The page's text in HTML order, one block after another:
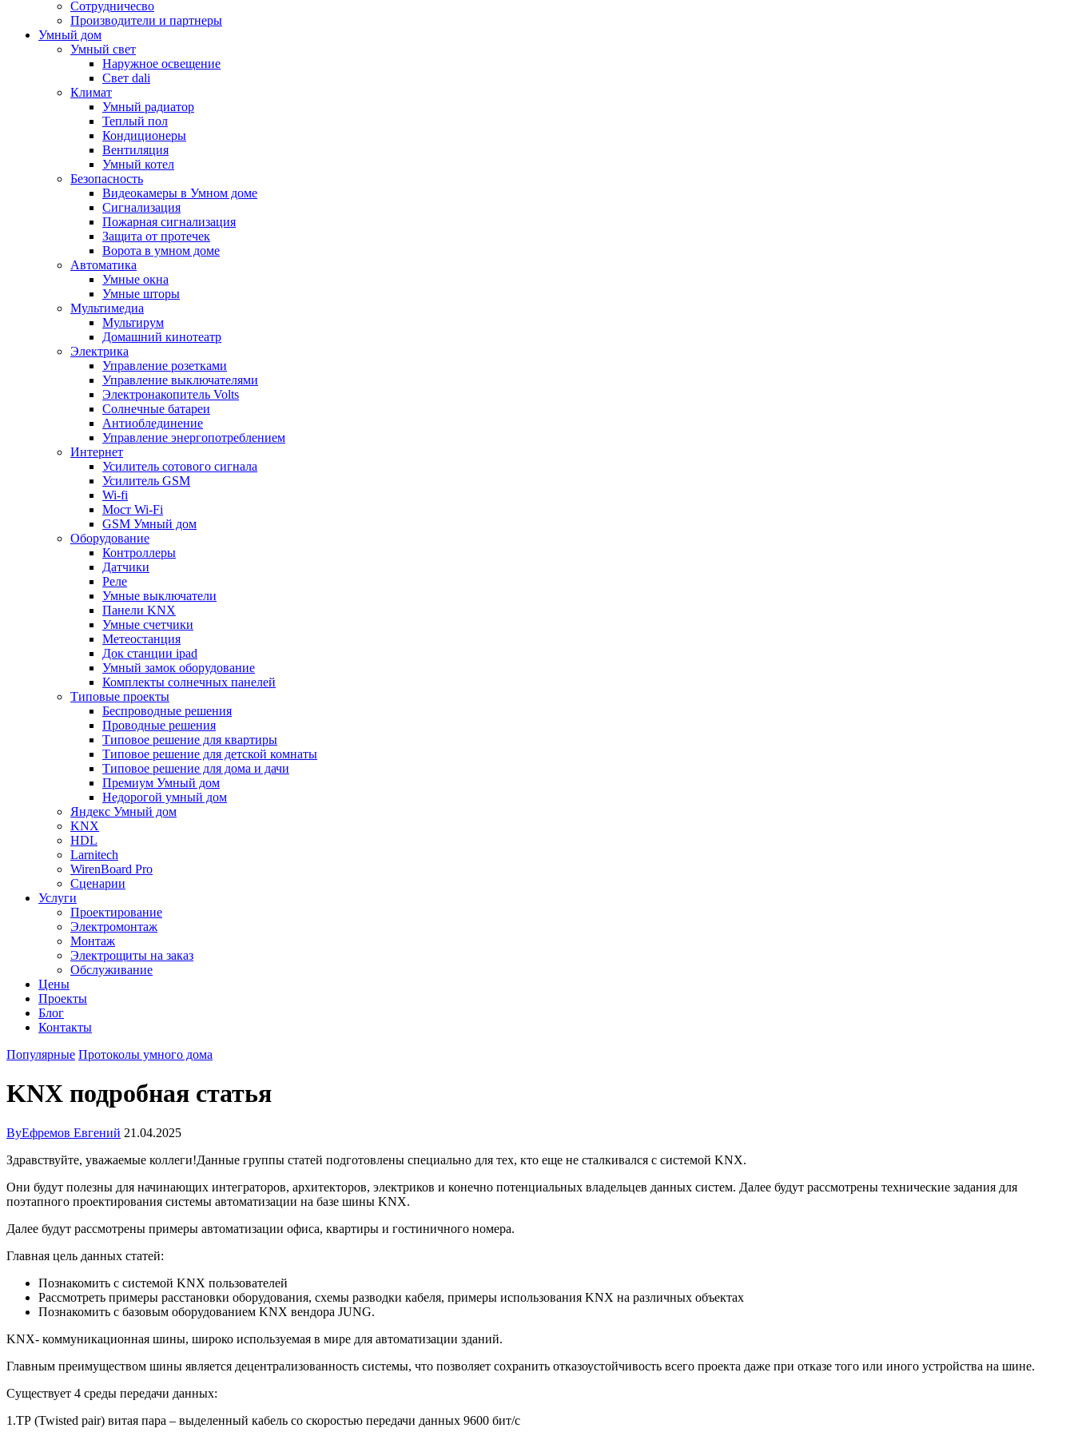
Сотрудничесво
Производители и партнеры
Умный дом
Умный свет
Наружное освещение
Свет dali
Климат
Умный радиатор
Теплый пол
Кондиционеры
Вентиляция
Умный котел
Безопасность
Видеокамеры в Умном доме
Сигнализация
Пожарная сигнализация
Защита от протечек
Ворота в умном доме
Автоматика
Умные окна
Умные шторы
Мультимедиа
Мультирум
Домашний кинотеатр
Электрика
Управление розетками
Управление выключателями
Электронакопитель Volts
Солнечные батареи
Антиоблединение
Управление энергопотреблением
Интернет
Усилитель сотового сигнала
Усилитель GSM
Wi-fi
Мост Wi-Fi
GSM Умный дом
Оборудование
Контроллеры
Датчики
Реле
Умные выключатели
Панели KNX
Умные счетчики
Метеостанция
Док станции ipad
Умный замок оборудование
Комплекты солнечных панелей
Типовые проекты
Беспроводные решения
Проводные решения
Типовое решение для квартиры
Типовое решение для детской комнаты
Типовое решение для дома и дачи
Премиум Умный дом
Недорогой умный дом
Яндекс Умный дом
KNX
HDL
Larnitech
WirenBoard Pro
Сценарии
Услуги
Проектирование
Электромонтаж
Монтаж
Электрощиты на заказ
Обслуживание
Цены
Проекты
Блог
Контакты
Популярные Протоколы умного дома
KNX подробная статья
ByЕфремов Евгений 21.04.2025
Здравствуйте, уважаемые коллеги!Данные группы статей подготовлены специально для тех, кто еще не сталкивался с системой KNX.
Они будут полезны для начинающих интеграторов, архитекторов, электриков и конечно потенциальных владельцев данных систем. Далее будут рассмотрены технические задания для
поэтапного проектирования системы автоматизации на базе шины KNX.
Далее будут рассмотрены примеры автоматизации офиса, квартиры и гостиничного номера.
Главная цель данных статей:
Познакомить с системой KNX пользователей
Рассмотреть примеры расстановки оборудования, схемы разводки кабеля, примеры использования KNX на различных объектах
Познакомить с базовым оборудованием KNX вендора JUNG.
KNX- коммуникационная шины, широко используемая в мире для автоматизации зданий.
Главным преимуществом шины является децентрализованность системы, что позволяет сохранить отказоустойчивость всего проекта даже при отказе того или иного устройства на шине.
Существует 4 среды передачи данных:
1.TP (Twisted pair) витая пара – выделенный кабель со скоростью передачи данных 9600 бит/с